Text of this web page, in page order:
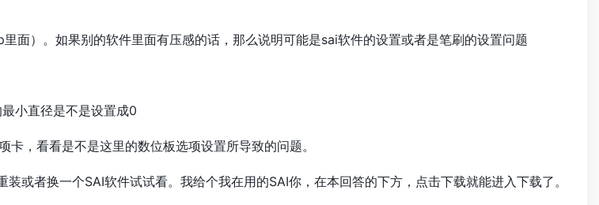
面）。如果别的软件里面有压感的话，那么说明可能是sai软件的设置或者是笔刷的设置问题
小直径是不是设置成0
，看看是不是这里的数位板选项设置所导致的问题。
或者换一个SAI软件试试看。我给个我在用的SAI你，在本回答的下方，点击下载就能进入下载了。